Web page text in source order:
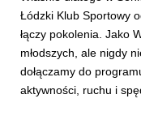
Łódzki Klub Sportowy
łączy pokolenia. Jako
młodszych, ale nigdy
dołączamy do
aktywności, ruchu i